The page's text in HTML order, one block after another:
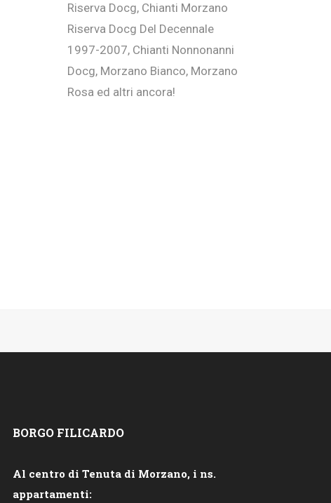
Riserva Docg, Chianti Morzano
Riserva Docg Del Decennale
1997-2007, Chianti Nonnonanni
Docg, Morzano Bianco, Morzano
Rosa ed altri ancora!
BORGO FILICARDO
Al centro di Tenuta di Morzano, i ns.
appartamenti: